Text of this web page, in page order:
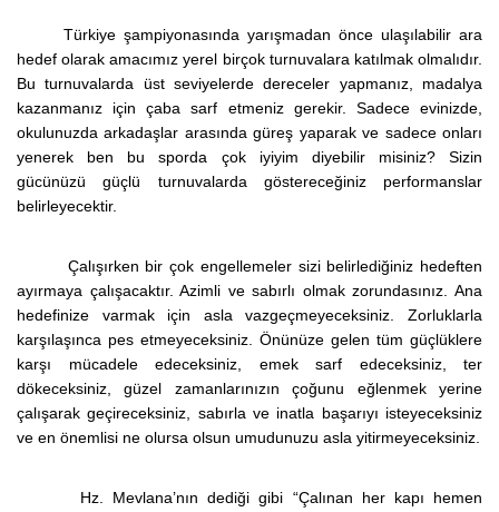
Türkiye şampiyonasında yarışmadan önce ulaşılabilir ara
hedef olarak amacımız yerel birçok turnuvalara katılmak olmalıdır.
Bu turnuvalarda üst seviyelerde dereceler yapmanız, madalya
kazanmanız için çaba sarf etmeniz gerekir. Sadece evinizde,
okulunuzda arkadaşlar arasında güreş yaparak ve sadece onları
yenerek ben bu sporda çok iyiyim diyebilir misiniz? Sizin
gücünüzü güçlü turnuvalarda göstereceğiniz performanslar
belirleyecektir.
Çalışırken bir çok engellemeler sizi belirlediğiniz hedeften
ayırmaya çalışacaktır. Azimli ve sabırlı olmak zorundasınız. Ana
hedefinize varmak için asla vazgeçmeyeceksiniz. Zorluklarla
karşılaşınca pes etmeyeceksiniz. Önünüze gelen tüm güçlüklere
karşı mücadele edeceksiniz, emek sarf edeceksiniz, ter
dökeceksiniz, güzel zamanlarınızın çoğunu eğlenmek yerine
çalışarak geçireceksiniz, sabırla ve inatla başarıyı isteyeceksiniz
ve en önemlisi ne olursa olsun umudunuzu asla yitirmeyeceksiniz.
Hz. Mevlana’nın dediği gibi “Çalınan her kapı hemen